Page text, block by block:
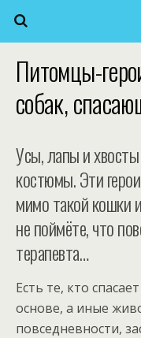
Питомцы-
собак,
Усы, лапы и хвосты
костюмы. Эти
мимо такой кошки
не поймёте, что
терапевта…
Есть те, кто
основе, а иные
повседневности,